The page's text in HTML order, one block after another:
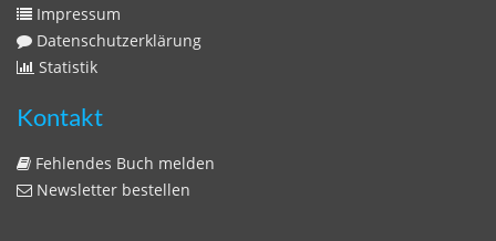
Impressum
Datenschutzerklärung
Statistik
Kontakt
Fehlendes Buch melden
Newsletter bestellen